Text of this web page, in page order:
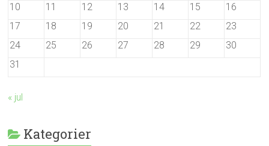
10
11 12 13 14 15
16
17
18 19 20 21 22
23
24
25 26 27 28 29
30
31
« jul
Kategorier